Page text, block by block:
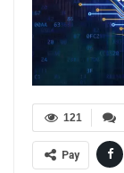
121
Pay